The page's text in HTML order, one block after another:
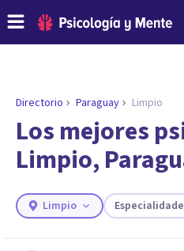
ENCONTRAR MI TERAPEUTA
¿Necesitas ayuda
psicólogo
Responde a unas breves
necesidades.
Directorio Paraguay Limpio
Los mejores
Limpio,
Limpio